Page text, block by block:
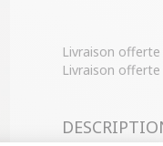
Livraison offerte
Livraison